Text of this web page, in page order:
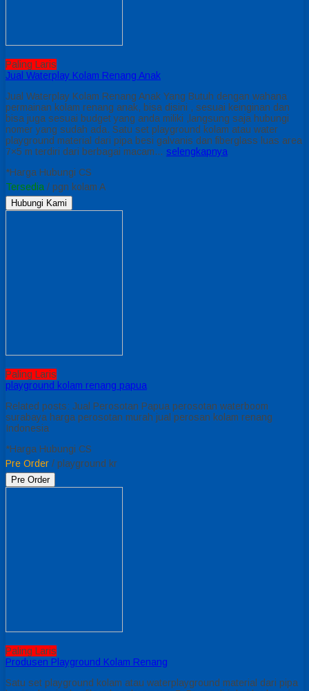
Paling Laris
Jual Waterplay Kolam Renang Anak
Jual Waterplay Kolam Renang Anak Yang Butuh dengan wahana
permainan kolam renang anak, bisa disini , sesuai keinginan dan
bisa juga sesuai budget yang anda miliki ,langsung saja hubungi
nomer yang sudah ada. Satu set playground kolam atau water
playground material dari pipa besi galvanis dan fiberglass luas area
7×5 m terdiri dari berbagai macam… selengkapnya
*Harga Hubungi CS
Tersedia / pgn kolam A
Hubungi Kami
Paling Laris
playground kolam renang papua
Related posts: Jual Perosotan Papua perosotan waterboom
surabaya harga perosotan murah jual perosan kolam renang
Indonesia
*Harga Hubungi CS
Pre Order / playground kr
Pre Order
Paling Laris
Produsen Playground Kolam Renang
Satu set playground kolam atau waterplayground material dari pipa